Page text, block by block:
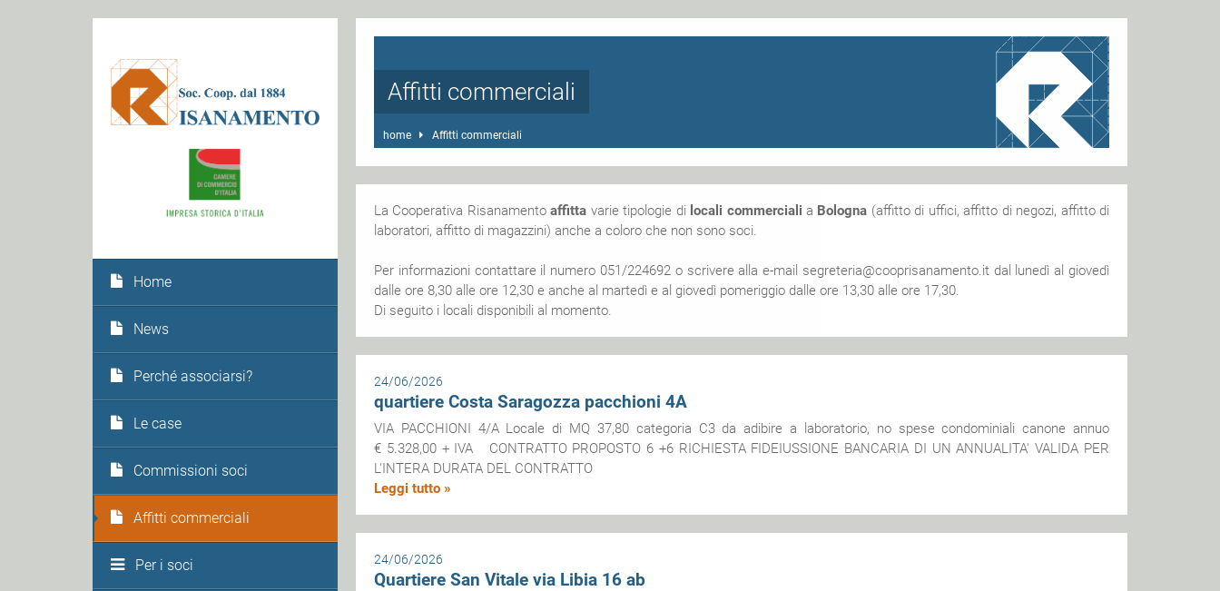
Home
News
Perché associarsi?
Le case
Commissioni soci
Affitti commerciali
Per i soci
Affitti commerciali
home Affitti commerciali
La Cooperativa Risanamentoaffitta varie tipologie di locali commerciali a Bologna (affitto di uffici, affitto di negozi, affitto di
laboratori, affitto di magazzini) anche a coloro che non sono soci.
Per informazioni contattare il numero 051/224692 o scrivere alla e-mail segreteria@cooprisanamento.it dal lunedì al giovedì
dalle ore 8,30 alle ore 12,30 e anche al martedì e al giovedì pomeriggio dalle ore 13,30 alle ore 17,30.
Di seguito i locali disponibili al momento.
24/06/2026
quartiere Costa Saragozza pacchioni 4A
VIA PACCHIONI 4/A Locale di MQ 37,80 categoria C3 da adibire a laboratorio, no spese condominiali canone annuo
€ 5.328,00 + IVA CONTRATTO PROPOSTO 6 +6 RICHIESTA FIDEIUSSIONE BANCARIA DI UN ANNUALITA' VALIDA PER
L'INTERA DURATA DEL CONTRATTO
Leggi tutto »
24/06/2026
Quartiere San Vitale via Libia 16 ab